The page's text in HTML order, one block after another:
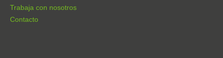
Trabaja con nosotros
Contacto